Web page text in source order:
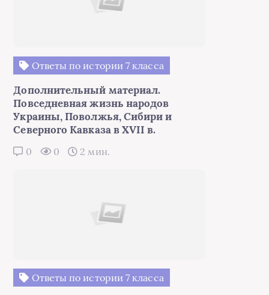
Ответы по истории 7 класса
Дополнительный материал.
Повседневная жизнь народов
Украины, Поволжья, Сибири и
Северного Кавказа в XVII в.
0 0 2 мин.
Ответы по истории 7 класса